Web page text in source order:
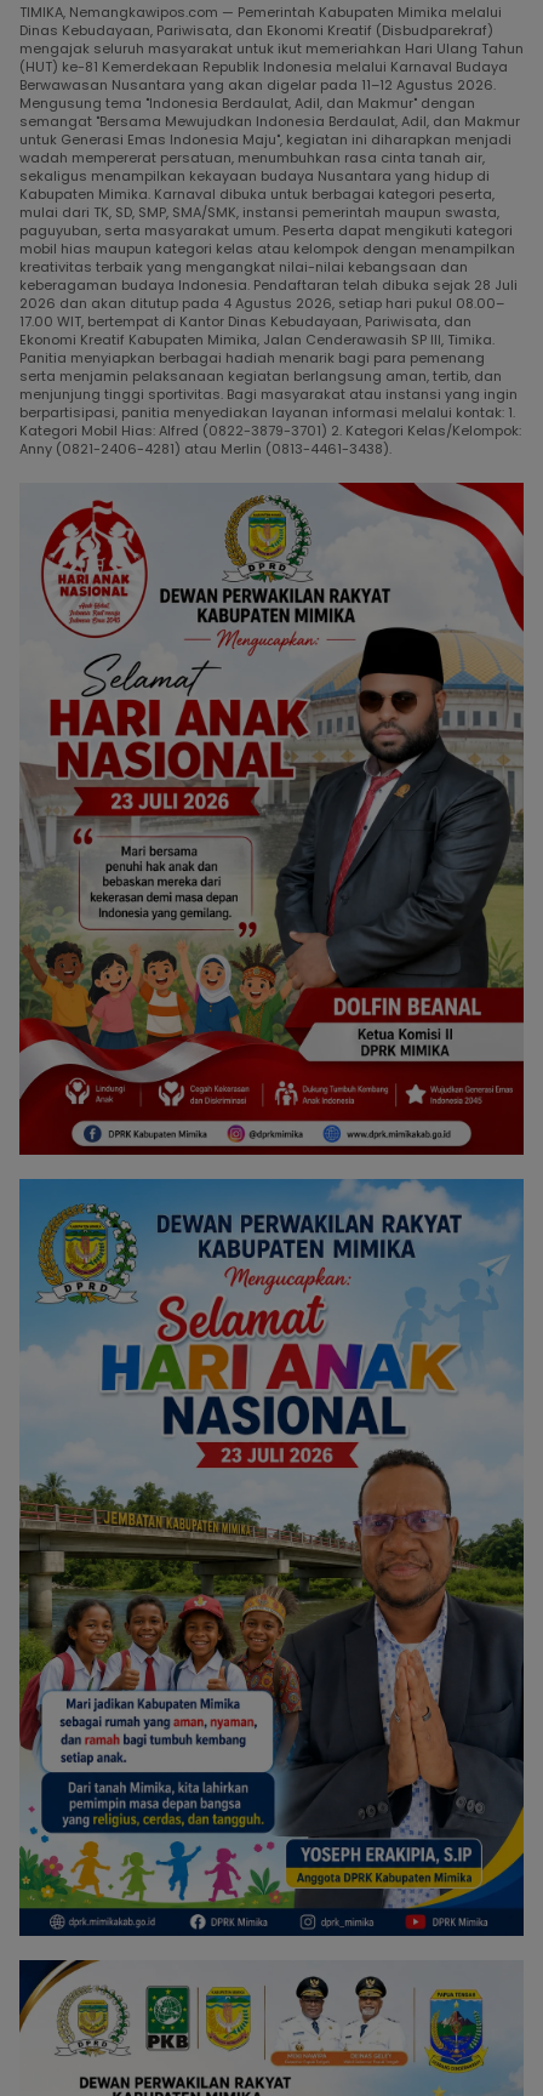
TIMIKA, Nemangkawipos.com — Pemerintah Kabupaten Mimika melalui
Dinas Kebudayaan, Pariwisata, dan Ekonomi Kreatif (Disbudparekraf)
mengajak seluruh masyarakat untuk ikut memeriahkan Hari Ulang Tahun
(HUT) ke-81 Kemerdekaan Republik Indonesia melalui Karnaval Budaya
Berwawasan Nusantara yang akan digelar pada 11–12 Agustus 2026.
Mengusung tema "Indonesia Berdaulat, Adil, dan Makmur" dengan
semangat "Bersama Mewujudkan Indonesia Berdaulat, Adil, dan Makmur
untuk Generasi Emas Indonesia Maju", kegiatan ini diharapkan menjadi
wadah mempererat persatuan, menumbuhkan rasa cinta tanah air,
sekaligus menampilkan kekayaan budaya Nusantara yang hidup di
Kabupaten Mimika. Karnaval dibuka untuk berbagai kategori peserta,
mulai dari TK, SD, SMP, SMA/SMK, instansi pemerintah maupun swasta,
paguyuban, serta masyarakat umum. Peserta dapat mengikuti kategori
mobil hias maupun kategori kelas atau kelompok dengan menampilkan
kreativitas terbaik yang mengangkat nilai-nilai kebangsaan dan
keberagaman budaya Indonesia. Pendaftaran telah dibuka sejak 28 Juli
2026 dan akan ditutup pada 4 Agustus 2026, setiap hari pukul 08.00–
17.00 WIT, bertempat di Kantor Dinas Kebudayaan, Pariwisata, dan
Ekonomi Kreatif Kabupaten Mimika, Jalan Cenderawasih SP III, Timika.
Panitia menyiapkan berbagai hadiah menarik bagi para pemenang
serta menjamin pelaksanaan kegiatan berlangsung aman, tertib, dan
menjunjung tinggi sportivitas. Bagi masyarakat atau instansi yang ingin
berpartisipasi, panitia menyediakan layanan informasi melalui kontak: 1.
Kategori Mobil Hias: Alfred (0822-3879-3701) 2. Kategori Kelas/Kelompok:
Anny (0821-2406-4281) atau Merlin (0813-4461-3438).